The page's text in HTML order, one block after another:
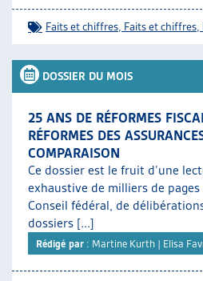
Faits et chiffres Faits et chiffres
DOSSIER DU MOIS
25 ANS DE RÉFORMES
RÉFORMES DES
COMPARAISON
Ce dossier est le fruit d’une
exhaustive de milliers de pages
Conseil fédéral, de
dossiers [...]
Rédigé par : Martine Kurth | Elisa